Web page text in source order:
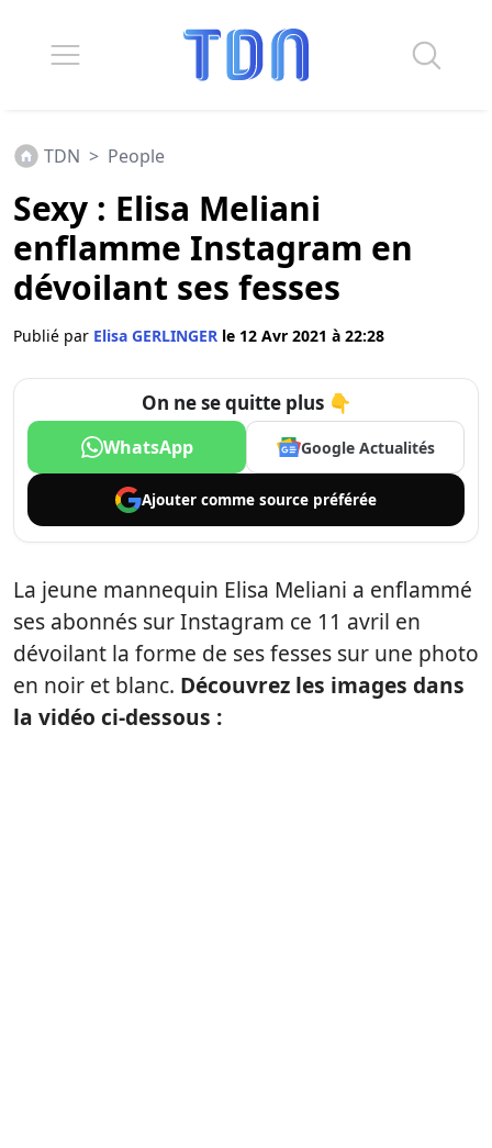
TDN > People
Sexy : Elisa Meliani
enflamme Instagram en
dévoilant ses fesses
Publié par Elisa GERLINGER le 12 Avr 2021 à 22:28
On ne se quitte plus 👇
WhatsApp Google Actualités
Ajouter comme source préférée
La jeune mannequin Elisa Meliani a enflammé
ses abonnés sur Instagram ce 11 avril en
dévoilant la forme de ses fesses sur une photo
en noir et blanc. Découvrez les images dans
la vidéo ci-dessous :